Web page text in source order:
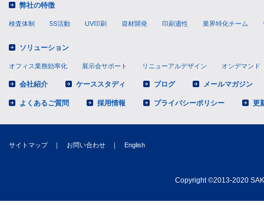
弊社の特徴
検査体制 5S活動 UV印刷 資材開発 印刷適性 業界特化チーム
ソリューション
オフィス業務効率化 展示会サポート リニューアルデザイン オンデマンド
会社紹介 ケーススタディ ブログ メールマガジン
よくあるご質問 採用情報 プライバシーポリシー 更
サイトマップ ｜ お問い合わせ ｜ English
Copyright©2013-2020